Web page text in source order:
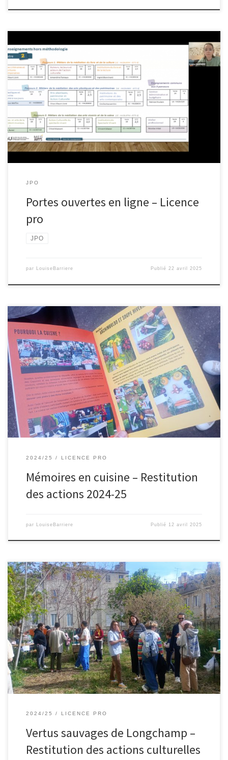
JPO
Portes ouvertes en ligne – Licence
pro
JPO
par LouiseBarriere Publié22 avril 2025
Après Longchamp, direction le bar-épicerie-restaurant El Barrio,
situé à Noailles, où nous avions rendez-vous ce vendredi dès 18h,
avec Anaïs, Marine, Héloïse et Tiffany, étudiantes en licence
professionnelle. Après un semestre consacré à réaliser des ateliers
autour de la cuisine, inspirés de l’œuvre d’Arcimboldo, les
étudiantes nous présentaient une exposition […]
2024/25 LICENCE PRO
Mémoires en cuisine – Restitution
des actions 2024-25
par LouiseBarriere Publié 12 avril 2025
Le vendredi 9 avril après-midi, le groupe « Vertus sauvages de
Longchamp », composé de Julie, Nicolas, Artémis et Hortense,
étudiant·es en licence professionnelle, ont présenté
l’aboutissement de leur projet au Jardin des Héros. Les
participant·es et partenaires étaient invités à déguster différentes
tisanes, dans ce jardin collectif appartenant aux Petits Frères […]
2024/25 LICENCE PRO
Vertus sauvages de Longchamp –
Restitution des actions culturelles